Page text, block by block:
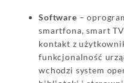
Software –
smartfona, smart
kontakt z
funkcjonalność
wchodzi system